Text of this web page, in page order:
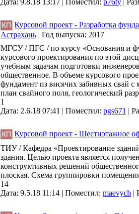
Дата: 9.8.18 13:17 | Поместил: p76ty |
Курсовой проект - Разработка
Астрахань | Год выпуска: 2017
МГСУ / ПГС / по курсу «Основания и
курсового проектирования по этой
учебным задачам подготовки
общественное. В объеме курсового
фундамент из висячих забивных свай
план свайного поля, геологический
1
Дата: 2.6.18 07:41 | Поместил: pgs671 |
Курсовой проект - Шестиэтажное
ТИУ / Кафедра «Проектирование
здания. Целью проекта является
конструктивных решений
плоская. Схема группировки
14
Дата: 9.5.18 11:14 | Поместил: maevych |